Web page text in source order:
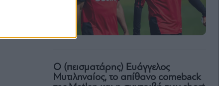
Ο (πεισματάρης) Ευάγγελος
Μυτιληναίος, το απίθανο comeback